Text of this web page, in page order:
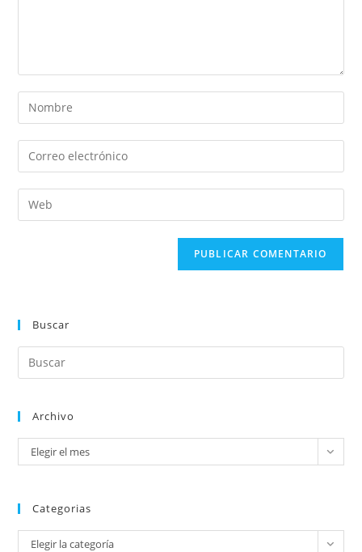
Buscar
Archivo
Elegir el mes
Categorias
Elegir la categoría